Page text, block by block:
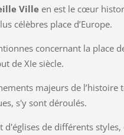
Villeen est le cœur
célèbres place d’Europe.
concernant la place
de XIe siècle.
majeurs de l’histoire
s'y sont déroulés.
d'églises de différents styles,